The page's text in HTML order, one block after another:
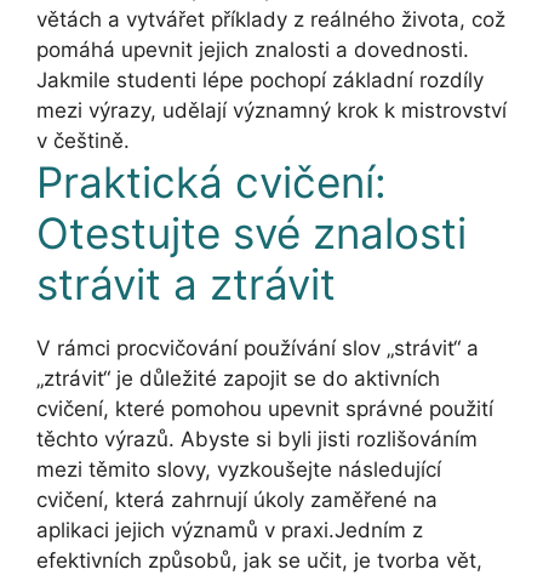
větách a vytvářet příklady z reálného života, což
pomáhá upevnit jejich znalosti a dovednosti.
Jakmile studenti lépe pochopí základní rozdíly
mezi výrazy, udělají významný krok k mistrovství
v češtině.
Praktická cvičení:
Otestujte své znalosti
strávit a ztrávit
V rámci procvičování používání slov „strávit“ a
„ztrávit“ je důležité zapojit se do aktivních
cvičení, které pomohou upevnit správné použití
těchto výrazů. Abyste si byli jisti rozlišováním
mezi těmito slovy, vyzkoušejte následující
cvičení, která zahrnují úkoly zaměřené na
aplikaci jejich významů v praxi.Jedním z
efektivních způsobů, jak se učit, je tvorba vět,